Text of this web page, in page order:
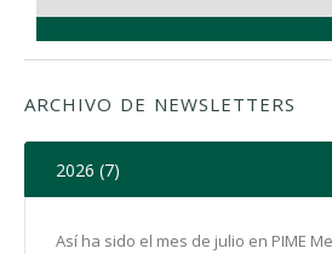
ARCHIVO DE NEWSLETTERS
2026 (7)
Así ha sido el mes de julio en PIME